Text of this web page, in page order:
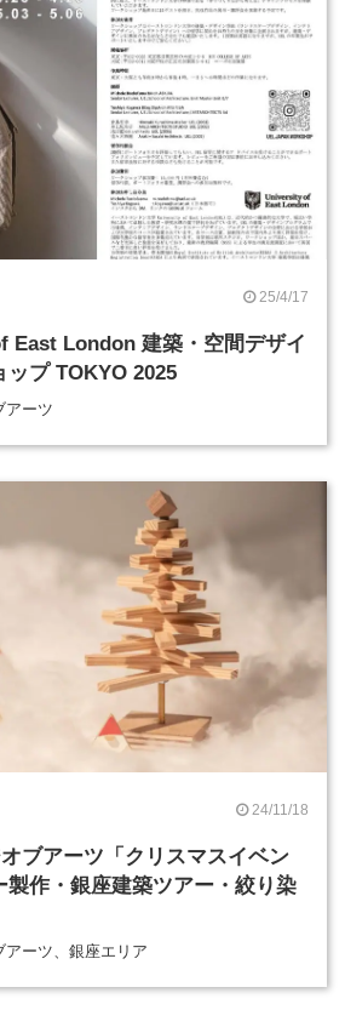
25/4/17
East London 建築・空間デザイ
ップ TOKYO 2025
アーツ
24/11/18
ブアーツ「クリスマスイベン
製作・銀座建築ツアー・絞り染
アーツ、銀座エリア